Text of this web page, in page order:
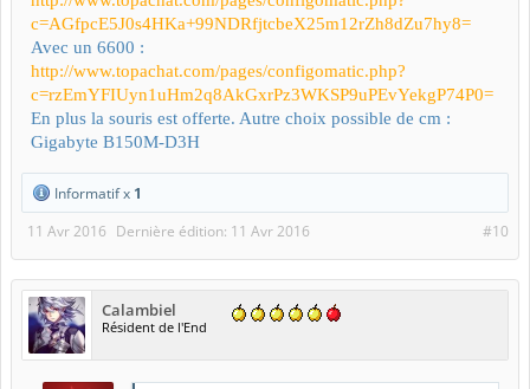
c=AGfpcE5J0s4HKa+99NDRfjtcbeX25m12rZh8dZu7hy8=
Avec un 6600 :
http://www.topachat.com/pages/configomatic.php?
c=rzEmYFIUyn1uHm2q8AkGxrPz3WKSP9uPEvYekgP74P0=
En plus la souris est offerte. Autre choix possible de cm :
Gigabyte B150M-D3H
Informatif x 1
#10
11 Avr 2016 Dernière édition: 11 Avr 2016
Calambiel
Résident de l'End